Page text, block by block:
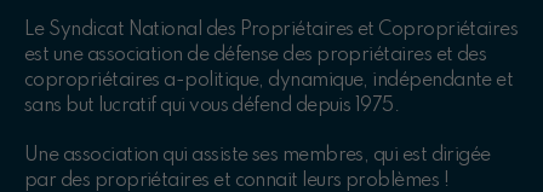
Le Syndicat National des Propriétaires et Copropriétaires
est une association de défense des propriétaires et des
copropriétaires a-politique, dynamique, indépendante et
sans but lucratif qui vous défend depuis 1975.
Une association qui assiste ses membres, qui est dirigée
par des propriétaires et connait leurs problèmes !